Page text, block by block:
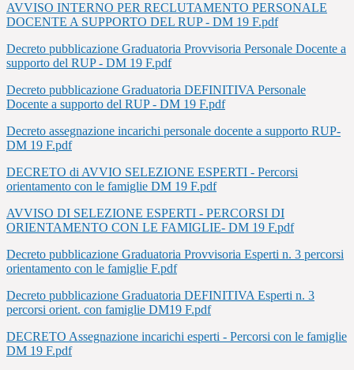
AVVISO INTERNO PER RECLUTAMENTO PERSONALE
DOCENTE A SUPPORTO DEL RUP - DM 19 F.pdf
Decreto pubblicazione Graduatoria Provvisoria Personale Docente a
supporto del RUP - DM 19 F.pdf
Decreto pubblicazione Graduatoria DEFINITIVA Personale
Docente a supporto del RUP - DM 19 F.pdf
Decreto assegnazione incarichi personale docente a supporto RUP-
DM 19 F.pdf
DECRETO di AVVIO SELEZIONE ESPERTI - Percorsi
orientamento con le famiglie DM 19 F.pdf
AVVISO DI SELEZIONE ESPERTI - PERCORSI DI
ORIENTAMENTO CON LE FAMIGLIE- DM 19 F.pdf
Decreto pubblicazione Graduatoria Provvisoria Esperti n. 3 percorsi
orientamento con le famiglie F.pdf
Decreto pubblicazione Graduatoria DEFINITIVA Esperti n. 3
percorsi orient. con famiglie DM19 F.pdf
DECRETO Assegnazione incarichi esperti - Percorsi con le famiglie
DM 19 F.pdf